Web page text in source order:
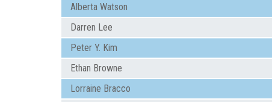
Alberta Watson
Darren Lee
Peter Y. Kim
Ethan Browne
Lorraine Bracco